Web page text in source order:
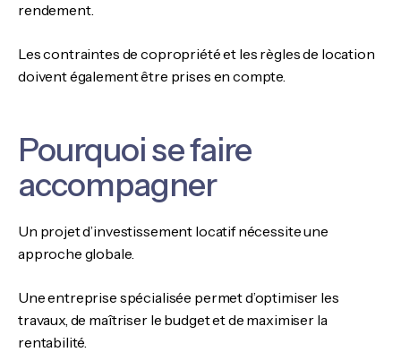
rendement.
Les contraintes de copropriété et les règles de location
doivent également être prises en compte.
Pourquoi se faire
accompagner
Un projet d’investissement locatif nécessite une
approche globale.
Une entreprise spécialisée permet d’optimiser les
travaux, de maîtriser le budget et de maximiser la
rentabilité.